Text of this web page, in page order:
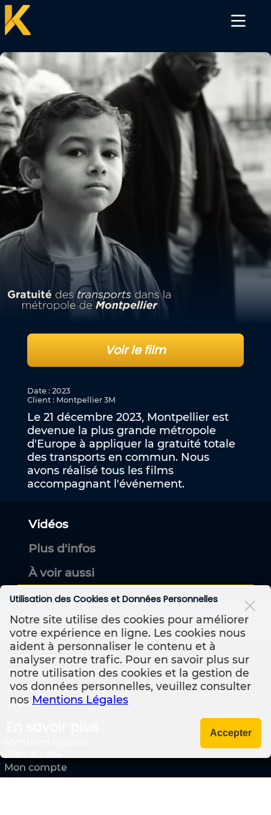
Voir le film
Date: 2023
Client: Montpellier 3M
Le 21 décembre 2023, Montpellier est
devenue la plus grande métropole
d'Europe à appliquer la gratuité totale
des transports en commun. Nous
avons réalisé tous les films
accompagnant l'événement.
Vidéos
Plus d'infos
À voir aussi
K PRODZ
5 rue Jeanne d'Arc
30000
Nîmes
France
Mon compte
Utilisation des Cookies et Données Personnelles
Notre site utilise des cookies pour améliorer
votre expérience en ligne. Les cookies nous
aident à personnaliser le contenu et à
analyser notre trafic. Pour en savoir plus sur
notre utilisation des cookies et la gestion de
vos données personnelles, veuillez consulter
nos Mentions Légales
Accepter